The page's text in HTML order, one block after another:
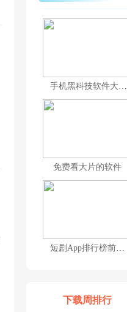
手机黑科技软件大全
免费看大片的软件
短剧App排行榜前十名
下载周排行